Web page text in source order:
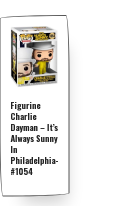
Figurine
Charlie
Dayman – It’s
Always Sunny
In
Philadelphia-
#1054